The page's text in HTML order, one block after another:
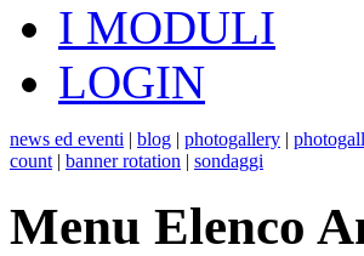
I MODULI
LOGIN
news ed eventi | blog | photogallery |
count | banner rotation | sondaggi
Menu Elenco